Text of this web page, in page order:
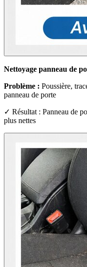
Nettoyage panneau de
Problème : Poussière,
panneau de porte
✓ Résultat : Panneau de
plus nettes